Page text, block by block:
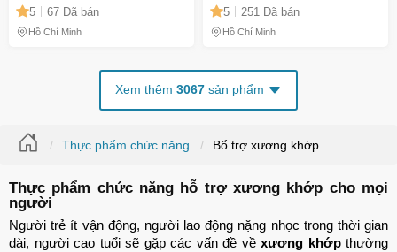
Viêm, 60 Viên - Xuất Xứ
Singapore - Mã 1316
5 67 Đã bán
Hồ Chí Minh
5 251 Đã bán
Hồ Chí Minh
Xem thêm 3067 sản phẩm
Thực phẩm chức năng Bổ trợ xương khớp
Thực phẩm chức năng hỗ trợ xương khớp cho mọi
người
Người trẻ ít vận động, người lao động nặng nhọc trong thời gian
dài, người cao tuổi sẽ gặp các vấn đề về xương khớp thường